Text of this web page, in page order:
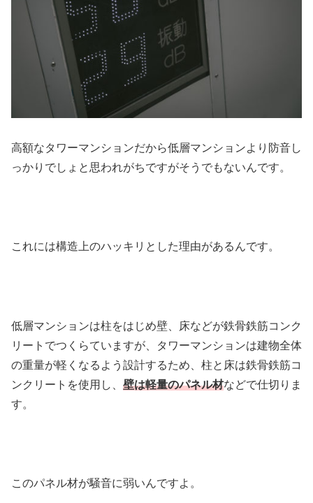
高額なタワーマンションだから低層マンションより防音し
っかりでしょと思われがちですがそうでもないんです。
これには構造上のハッキリとした理由があるんです。
低層マンションは柱をはじめ壁、床などが鉄骨鉄筋コンク
リートでつくらていますが、タワーマンションは建物全体
の重量が軽くなるよう設計するため、柱と床は鉄骨鉄筋コ
ンクリートを使用し、 壁は軽量のパネル材などで仕切りま
す。
このパネル材が騒音に弱いんですよ。